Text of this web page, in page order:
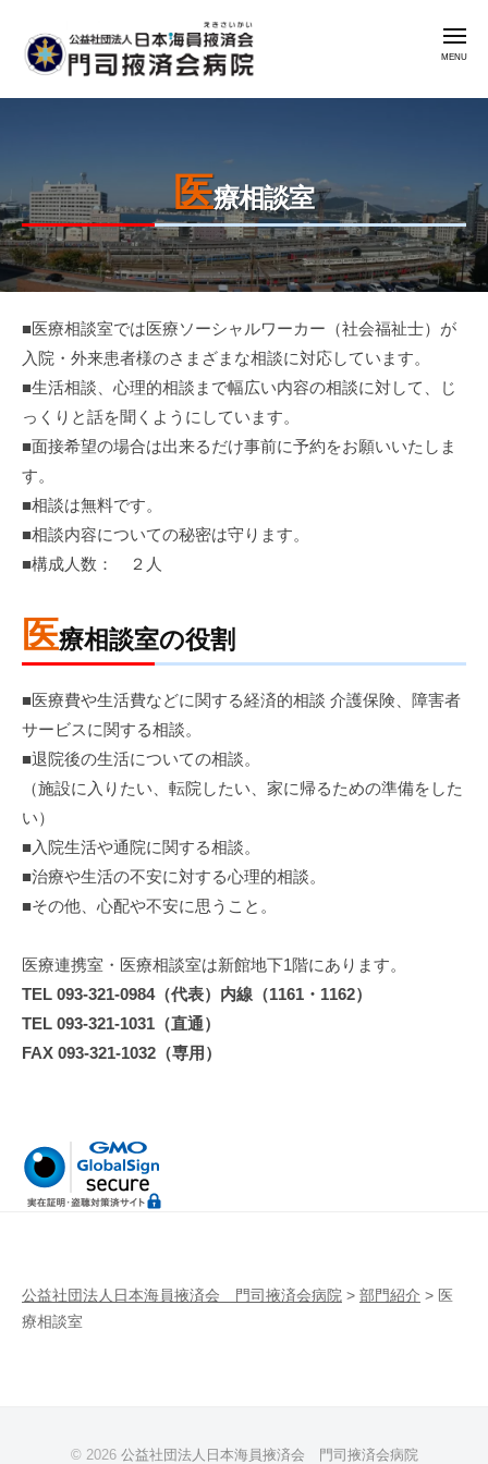
ン
キ
ッ
プ
公
団
法
人
日
海
員
掖
済
会
門
司
済
会
院
門
会
病
院
メ
ニ
医療相談室
2025
年
3
月
27
日
by
admin
■医療相談室では医療ソーシャルワーカー（社会福祉士）が
入院・外来患者様のさまざまな相談に対応しています。
■生活相談、心理的相談まで幅広い内容の相談に対して、じ
っくりと話を聞くようにしています。
■面接希望の場合は出来るだけ事前に予約をお願いいたしま
す。
■相談は無料です。
■相談内容についての秘密は守ります。
■構成人数： ２人
医療相談室の役割
■医療費や生活費などに関する経済的相談 介護保険、障害者
サービスに関する相談。
■退院後の生活についての相談。
（施設に入りたい、転院したい、家に帰るための準備をした
い）
■入院生活や通院に関する相談。
■治療や生活の不安に対する心理的相談。
■その他、心配や不安に思うこと。
医療連携室・医療相談室は新館地下1階にあります。
TEL 093-321-0984（代表）内線（1161・1162）
TEL 093-321-1031（直通）
FAX 093-321-1032（専用）
公益社団法人日本海員掖済会 門司掖済会病院 > 部門紹介 > 医
療相談室
© 2026 公益社団法人日本海員掖済会 門司掖済会病院
社
団
法
海
員
掖
済
門
司
掖
済
会
病
院